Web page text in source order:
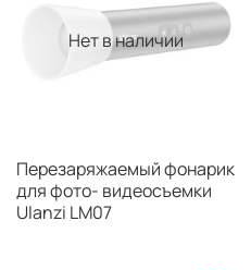
Нет в наличии
Перезаряжаемый фонарик
для фото- видеосъемки
Ulanzi LM07